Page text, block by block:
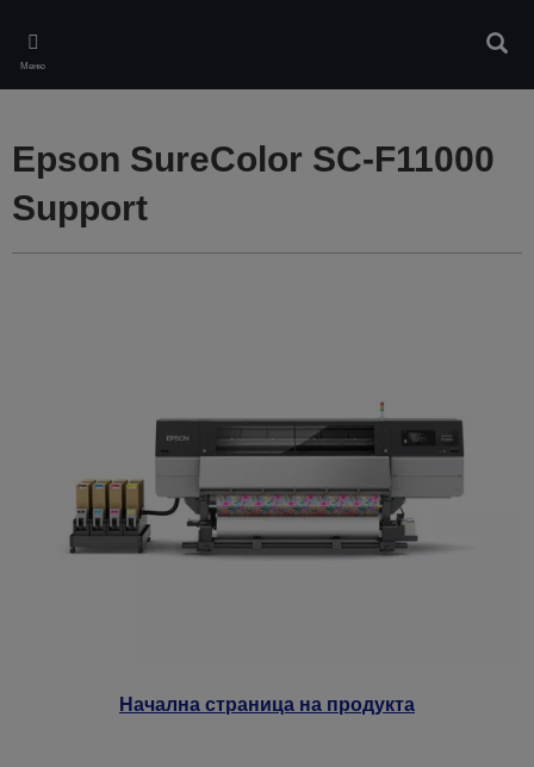
main
content
Меню
Начална страница на продукта
Epson SureColor SC-F11000
Support